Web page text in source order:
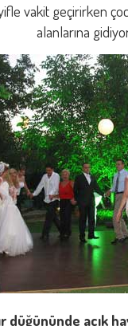
vakit geçirirken
alanlarına
düğününde açık